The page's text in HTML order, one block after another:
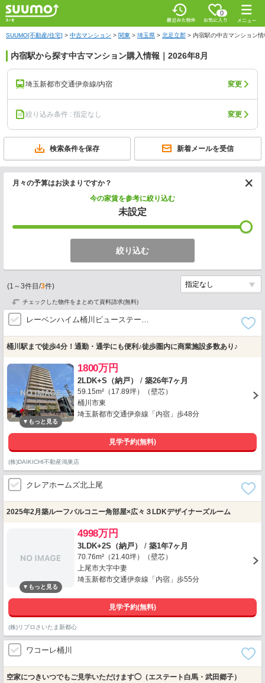
0
SUUMO[不動産/住宅] > 中古マンション > 関東 > 埼玉県 > 北足立郡 > 内宿駅の中古マンション情
内宿駅から探す中古マンション購入情報｜2026年8月
埼玉新都市交通伊奈線/内宿 変更
絞り込み条件 : 指定なし 変更
検索条件を保存 新着メールを受信
月々の予算はお決まりですか？
今の家賃を参考に絞り込む
未設定
絞り込む
(1 ～3件目/3件)
チェックした物件をまとめて資料請求(無料)
レーベンハイム桶川ビューステー…
桶川駅まで徒歩4分！通勤・通学にも便利♪徒歩圏内に商業施設多数あり♪
1800万円
2LDK+S（納戸） / 築26年7ヶ月
59.15m²（17.89坪）（壁芯）
桶川市東
埼玉新都市交通伊奈線「内宿」歩48分
見学予約(無料)
(株)DAIKICHI不動産鴻巣店
クレアホームズ北上尾
2025年2月築ルーフバルコニー角部屋×広々３LDKデザイナーズルーム
4998万円
3LDK+2S（納戸） / 築1年7ヶ月
70.76m²（21.40坪）（壁芯）
上尾市大字中妻
埼玉新都市交通伊奈線「内宿」歩55分
見学予約(無料)
(株)リプロさいたま新都心
ワコーレ桶川
空家につきいつでもご見学いただけます◯（エステート白馬・武田郷子）